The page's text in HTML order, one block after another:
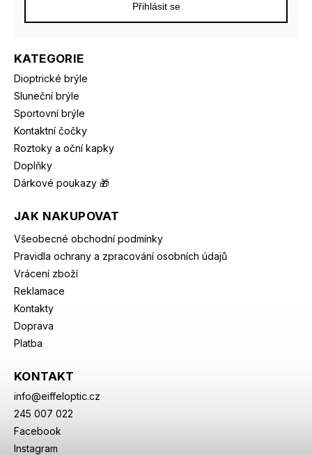
KATEGORIE
Dioptrické brýle
Sluneční brýle
Sportovní brýle
Kontaktní čočky
Roztoky a oční kapky
Doplňky
Dárkové poukazy 🎁
JAK NAKUPOVAT
Všeobecné obchodní podmínky
Pravidla ochrany a zpracování osobních údajů
Vrácení zboží
Reklamace
Kontakty
Doprava
Platba
KONTAKT
info@eiffeloptic.cz
245 007 022
Facebook
Instagram
Přihlásit se